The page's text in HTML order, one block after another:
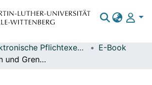
Elektronische Pflichtexemplare
E-Book
Möglichkeiten und Grenzen innerstaatlicher Regulierung nach Art. VI GATS / Torje Sunde